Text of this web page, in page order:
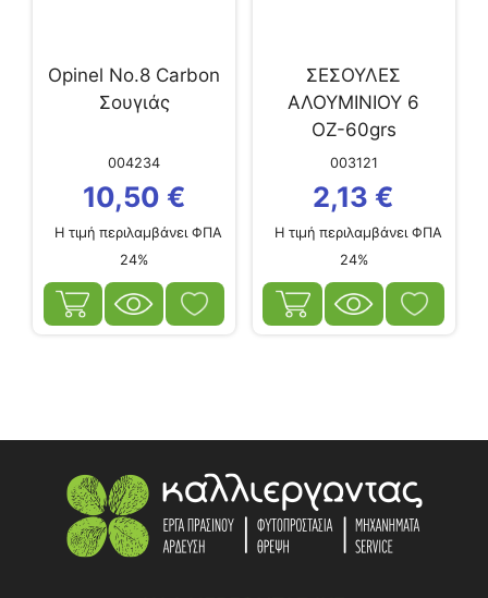
Opinel Νo.8 Carbon
Σουγιάς
004234
10,50 €
Η τιμή περιλαμβάνει ΦΠΑ
24%
ΣΕΣΟΥΛΕΣ
ΑΛΟΥΜΙΝΙΟΥ 6
ΟΖ-60grs
003121
2,13 €
Η τιμή περιλαμβάνει ΦΠΑ
24%